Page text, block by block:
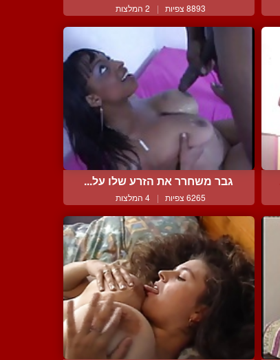
8893 צפיות | 2 המלצות
גבר משחרר את הזרע שלו על...
6265 צפיות | 4 המלצות